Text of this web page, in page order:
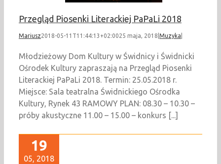
Przegląd Piosenki Literackiej PaPaLi 2018
Mariusz2018-05-11T11:44:13+02:0025 maja, 2018 Muzyka
Młodzieżowy Dom Kultury w Świdnicy i Świdnicki
Ośrodek Kultury zapraszają na Przegląd Piosenki
Literackiej PaPaLi 2018. Termin: 25.05.2018 r.
Miejsce: Sala teatralna Świdnickiego Ośrodka
Kultury, Rynek 43 RAMOWY PLAN: 08.30 – 10.30 –
próby akustyczne 11.00 – 15.00 – konkurs [...]
19
05, 2018